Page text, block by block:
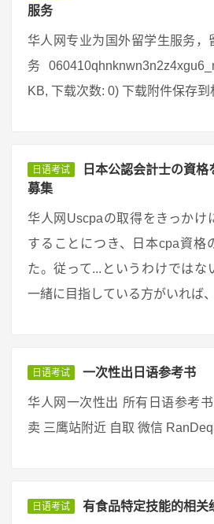
服务
华人网专业为国外留学生服务，
务
KB, 下载次数: 0) 下载附件保存
日语考试
日本公認会計士の資格
募集
华人网Uscpaの取得をきっかけ
することにつき、日本cpa資格
た。従って...というわけではな
一緒に目指している方がいれば
日语考试 一次性出日语参考书
华人网一次性出 所有日语参考
卖 三鹰站附近 自取 微信
日语考试 有食品特定技能的相关